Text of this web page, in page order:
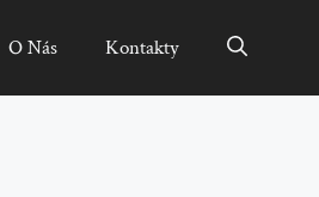
O Nás Kontakty